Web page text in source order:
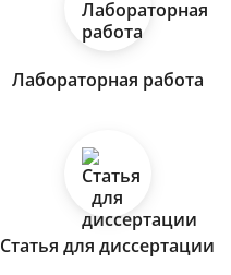
Лабораторная работа
Статья для диссертации